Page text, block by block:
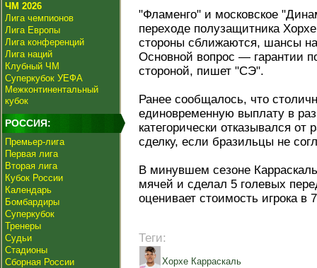
ЧМ 2026
Лига чемпионов
Лига Европы
Лига конференций
Лига наций
Клубный ЧМ
Суперкубок УЕФА
Межконтинентальный
кубок
РОССИЯ:
Премьер-лига
Первая лига
Вторая лига
Кубок России
Календарь
Бомбардиры
Суперкубок
Тренеры
Судьи
Стадионы
Сборная России
"Фламенго" и московское
переходе полузащитника
стороны сближаются, шансы
Основной вопрос — гарантии
стороной, пишет "СЭ".
Ранее сообщалось, что
единовременную выплату в
категорически отказывался от
сделку, если бразильцы не
В минувшем сезоне
мячей и сделал 5 голевых
оценивает стоимость игрока в
Теги:
Хорхе Карраскаль